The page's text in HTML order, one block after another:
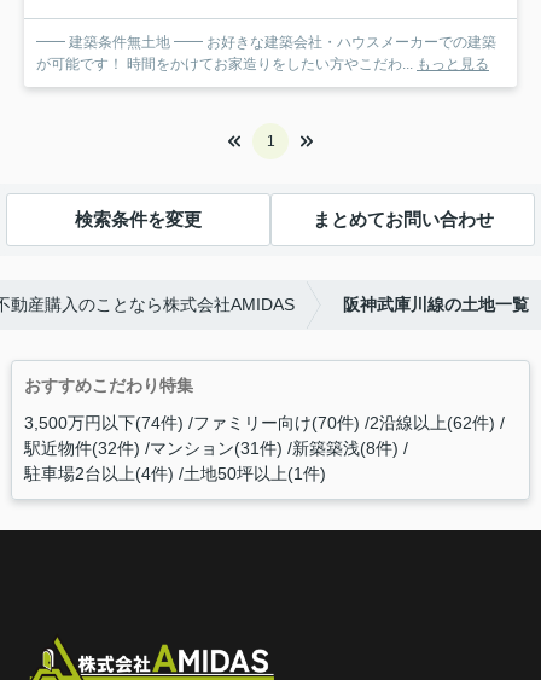
━━ 建築条件無土地 ━━ お好きな建築会社・ハウスメーカーでの建築
が可能です！ 時間をかけてお家造りをしたい方やこだわ...
もっと見る
1
検索条件を変更 まとめてお問い合わせ
動産購入のことなら株式会社AMIDAS 阪神武庫川線の土地一覧
おすすめこだわり特集
3,500万円以下(74件) ファミリー向け(70件) 2沿線以上(62件)
駅近物件(32件) マンション(31件) 新築築浅(8件)
駐車場2台以上(4件) 土地50坪以上(1件)